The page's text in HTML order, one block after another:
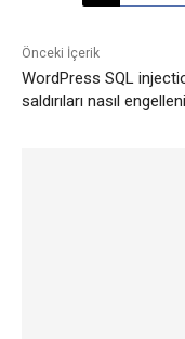
Önceki İçerik
WordPress SQL
saldırıları nasıl